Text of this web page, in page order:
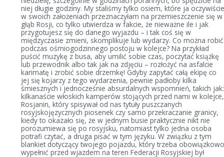
niej długie godziny. My staliśmy tylko osiem, które ja
w swoich założeniach przeznaczyłam na przemieszczenie się w
głąb Rosji, co tylko utwierdza w fakcie, że nieważne ile i jak
przygotujesz się do danego wyjazdu – i tak coś się w
międzyczasie zmieni, skomplikuje lub wydarzy. Co można robić
podczas ośmiogodzinnego postoju w kolejce? Na przykład
puścić muzykę z busa, aby umilić sobie czas, poczytać książkę
lub przewodnik albo tak jak na zdjęciu – rozłożyć na asfalcie
karimatę i zrobić sobie drzemkę! Gdyby zapytać całą ekipę co
jej się kojarzy z tego wydarzenia, pewnie padłoby kilka
śmiesznych i jednocześnie absurdalnych wspomnień, takich jak:
kilkanaście włoskich kamperów stojących przed nami w kolejce,
Rosjanin, który spisywał od nas tytuły puszczanych
rosyjskojęzycznych piosenek czy samo przekraczanie granicy,
kiedy to okazało się, że w jednym busie praktycznie nikt nie
porozumiewa się po rosyjsku, natomiast tylko jedna osoba
potrafi czytać, a druga pisać w tym języku. W związku z tym
blankiet dotyczący twojego pojazdu, który trzeba
wypełnić przed wjazdem na teren Federacji Rosyjskiej był